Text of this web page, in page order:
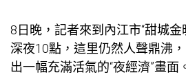
8日晚，記者來到內江市“甜城
深夜10點，這里仍然人聲鼎沸
出一幅充滿活氣的“夜經濟”畫面